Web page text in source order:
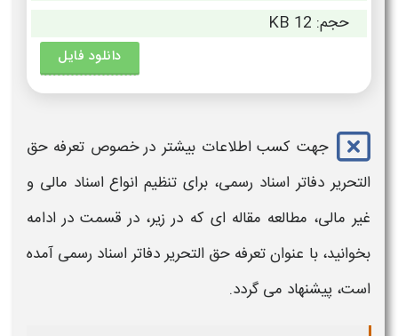
حجم: 12 KB
دانلود فایل
جهت کسب اطلاعات بیشتر در خصوص تعرفه حق
التحریر دفاتر اسناد رسمی، برای تنظیم انواع اسناد مالی و
غیر مالی، مطالعه مقاله ای که در زیر، در قسمت در ادامه
بخوانید، با عنوانتعرفه حق التحریر دفاتر اسناد رسمی آمده
است، پیشنهاد می گردد.